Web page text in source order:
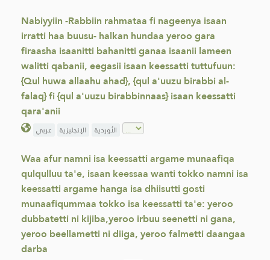
Nabiyyiin -Rabbiin rahmataa fi nageenya isaan
irratti haa buusu- halkan hundaa yeroo gara
firaasha isaanitti bahanitti ganaa isaanii lameen
walitti qabanii, eegasii isaan keessatti tuttufuun:
{Qul huwa allaahu ahad}, {qul a'uuzu birabbi al-
falaq} fi {qul a'uuzu birabbinnaas} isaan keessatti
qara'anii
عربي الإنجليزية الأوردية
Waa afur namni isa keessatti argame munaafiqa
qulqulluu ta'e, isaan keessaa wanti tokko namni isa
keessatti argame hanga isa dhiisutti gosti
munaafiqummaa tokko isa keessatti ta'e: yeroo
dubbatetti ni kijiba,yeroo irbuu seenetti ni gana,
yeroo beellametti ni diiga, yeroo falmetti daangaa
darba